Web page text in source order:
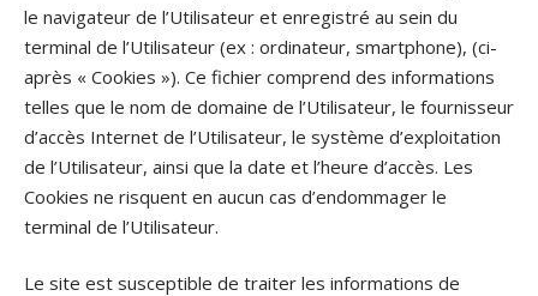
le navigateur de l’Utilisateur et enregistré au sein du
terminal de l’Utilisateur (ex : ordinateur, smartphone), (ci-
après « Cookies »). Ce fichier comprend des informations
telles que le nom de domaine de l’Utilisateur, le fournisseur
d’accès Internet de l’Utilisateur, le système d’exploitation
de l’Utilisateur, ainsi que la date et l’heure d’accès. Les
Cookies ne risquent en aucun cas d’endommager le
terminal de l’Utilisateur.
Le site est susceptible de traiter les informations de